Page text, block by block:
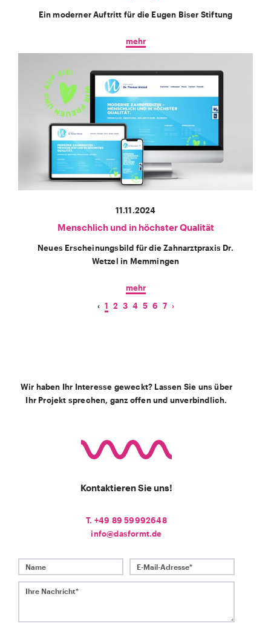
Ein moderner Auftritt für die Eugen Biser Stiftung
mehr
11.11.2024
Menschlich und in höchster Qualität
Neues Erscheinungsbild für die Zahnarztpraxis Dr.
Wetzel in Memmingen
mehr
‹ 1 2 3 4 5 6 7 ›
Wir haben Ihr Interesse geweckt? Lassen Sie uns über
Ihr Projekt sprechen, ganz offen und unverbindlich.
Kontaktieren Sie uns!
T. +49 89 59992648
info@dasformt.de
E-Mail-Adresse*